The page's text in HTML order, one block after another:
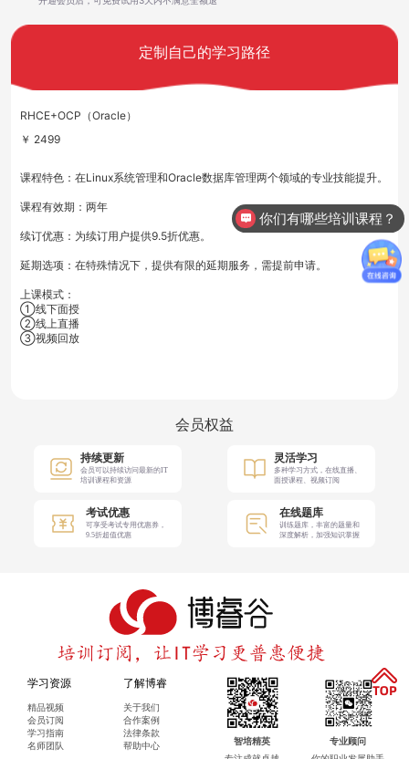
定制自己的学习路径
RHCE+OCP（Oracle）
￥ 2499
课程特色：在Linux系统管理和Oracle数据库管理两个领域的专业技能提升。
课程有效期：两年
续订优惠：为续订用户提供9.5折优惠。
延期选项：在特殊情况下，提供有限的延期服务，需提前申请。
上课模式：
①线下面授
②线上直播
③视频回放
会员权益
持续更新
会员可以持续访问最新的IT
培训课程和资源
灵活学习
多种学习方式，在线直播、
面授课程、视频订阅
考试优惠
可享受考试专用优惠券，
9.5折超值优惠
在线题库
训练题库，丰富的题量和
深度解析，加强知识掌握
学习资源
精品视频
会员订阅
学习指南
名师团队
了解博睿
关于我们
合作案例
法律条款
帮助中心
智培精英 专业顾问
你们有哪些培训课程？